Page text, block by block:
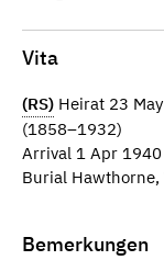
Vita
(RS) Heirat 23
(1858–1932)
Arrival 1 Apr 1940
Burial Hawthorne,
Bemerkungen